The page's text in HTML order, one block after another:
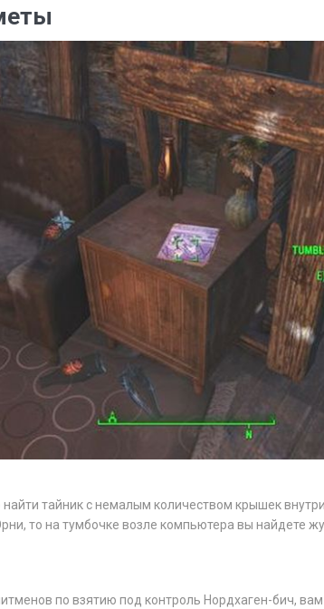
тайник с немалым количеством крышек
то на тумбочке возле компьютера вы найдете
по взятию под контроль Нордхаген-бич,